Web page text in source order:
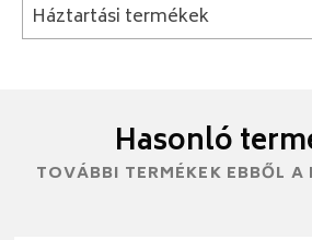
Háztartási termékek
Hasonló
TOVÁBBI TERMÉKEK EBBŐL